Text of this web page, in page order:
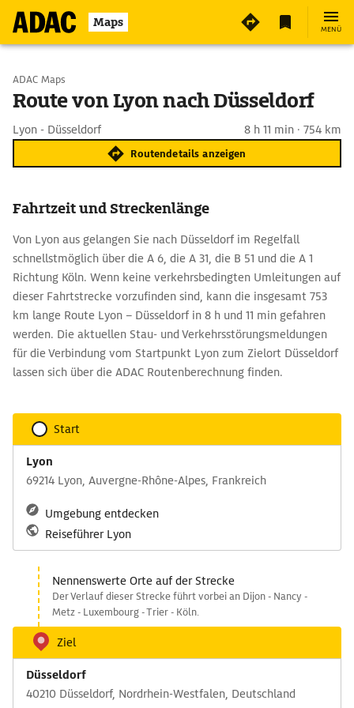
Maps MENÜ
Start wählen
ADAC Maps
Route von Lyon nach Düsseldorf
Lyon - Düsseldorf 8 h 11 min · 754 km
Routendetails anzeigen
Fahrtzeit und Streckenlänge
Von Lyon aus gelangen Sie nach Düsseldorf im Regelfall
schnellstmöglich über die A 6, die A 31, die B 51 und die A 1
Richtung Köln. Wenn keine verkehrsbedingten Umleitungen auf
dieser Fahrtstrecke vorzufinden sind, kann die insgesamt 753
km lange Route Lyon – Düsseldorf in 8 h und 11 min gefahren
werden. Die aktuellen Stau- und Verkehrsstörungsmeldungen
für die Verbindung vom Startpunkt Lyon zum Zielort Düsseldorf
lassen sich über die ADAC Routenberechnung finden.
Start
Lyon
69214 Lyon, Auvergne-Rhône-Alpes, Frankreich
Umgebung entdecken
Reiseführer Lyon
Nennenswerte Orte auf der Strecke
Der Verlauf dieser Strecke führt vorbei an Dijon - Nancy -
Metz - Luxembourg - Trier - Köln.
Ziel
Düsseldorf
40210 Düsseldorf, Nordrhein-Westfalen, Deutschland